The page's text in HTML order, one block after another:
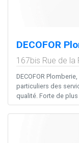
DECOFOR
167bis Rue de la
DECOFOR
particuliers des
qualité. Forte de plus